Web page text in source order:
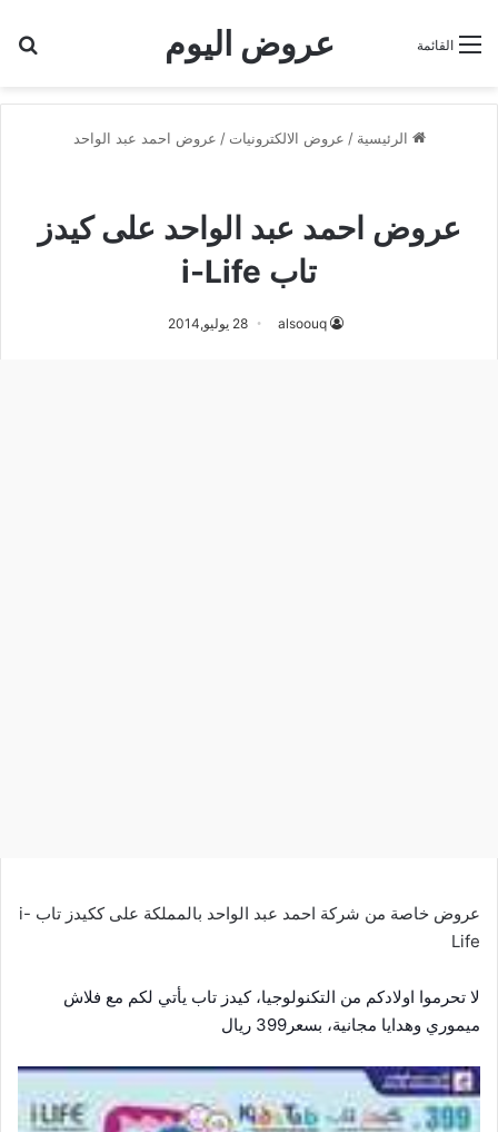
عروض اليوم القائمة
الرئيسية / عروض الالكترونيات / عروض احمد عبد الواحد
عروض احمد عبد الواحد على كيدز
تاب i-Life
alsoouq 28 يوليو,2014
عروض خاصة من شركة احمد عبد الواحد بالمملكة على ككيدز تاب i-
Life
لا تحرموا اولادكم من التكنولوجيا، كيدز تاب يأتي لكم مع فلاش
ميموري وهدايا مجانية، بسعر399 ريال